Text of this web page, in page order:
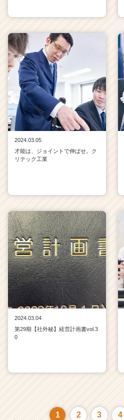
2024.03.05
才能は、ジョイントで伸ばせ。ク
リテック工業
2024.03.04
第29期【社外秘】経営計画書vol.3
0
1 2 3 4